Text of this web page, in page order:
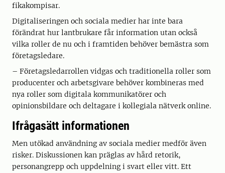
fikakompisar.
Digitaliseringen och sociala medier har inte bara
förändrat hur lantbrukare får information utan också
vilka roller de nu och i framtiden behöver bemästra som
företagsledare.
– Företagsledarrollen vidgas och traditionella roller som
producenter och arbetsgivare behöver kombineras med
nya roller som digitala kommunikatörer och
opinionsbildare och deltagare i kollegiala nätverk online.
Ifrågasätt informationen
Men utökad användning av sociala medier medför även
risker. Diskussionen kan präglas av hård retorik,
personangrepp och uppdelning i svart eller vitt. Ett